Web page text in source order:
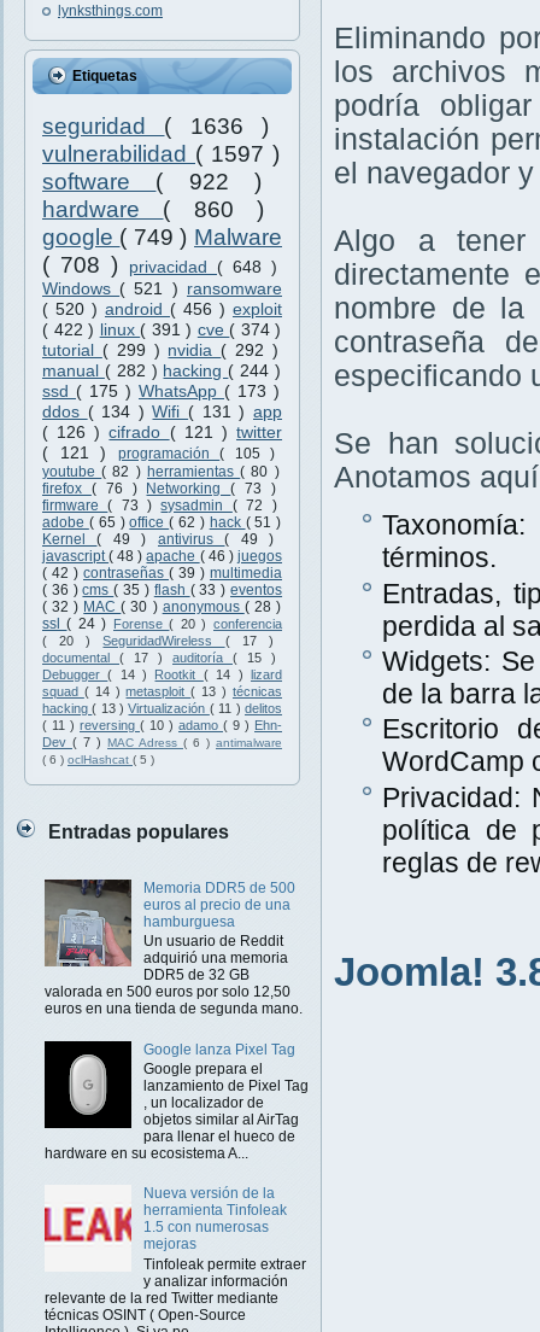
lynksthings.com
Etiquetas
seguridad ( 1636 )
vulnerabilidad ( 1597 )
software ( 922 )
hardware ( 860 )
google ( 749 ) Malware
( 708 )
privacidad ( 648 )
Windows ( 521 ) ransomware
( 520 ) android ( 456 ) exploit
( 422 ) linux ( 391 ) cve ( 374 )
tutorial ( 299 ) nvidia ( 292 )
manual ( 282 ) hacking ( 244 )
ssd ( 175 ) WhatsApp ( 173 )
ddos ( 134 )Wifi ( 131 ) app
( 126 )cifrado ( 121 )twitter
( 121 ) programación( 105 )
youtube( 82 ) herramientas( 80 )
firefox ( 76 ) Networking( 73 )
firmware( 73 )sysadmin ( 72 )
adobe ( 65 )office( 62 ) hack ( 51 )
Kernel( 49 ) antivirus( 49 )
javascript( 48 )apache ( 46 ) juegos
( 42 ) contraseñas ( 39 ) multimedia
( 36 )cms( 35 ) flash ( 33 )eventos
( 32 ) MAC( 30 ) anonymous ( 28 )
ssl( 24 ) Forense( 20 ) conferencia
( 20 )SeguridadWireless ( 17 )
documental ( 17 ) auditoría ( 15 )
Debugger( 14 ) Rootkit ( 14 ) lizard
squad ( 14 )metasploit( 13 ) técnicas
hacking( 13 )Virtualización ( 11 ) delitos
( 11 ) reversing ( 10 ) adamo ( 9 ) Ehn-
Dev ( 7 ) MAC Adress ( 6 ) antimalware
( 6 ) oclHashcat ( 5 )
Entradas populares
Memoria DDR5 de 500
euros al precio de una
hamburguesa
Un usuario de Reddit
adquirió una memoria
DDR5 de 32 GB
valorada en 500 euros por solo 12,50
euros en una tienda de segunda mano.
Google lanza Pixel Tag
Google prepara el
lanzamiento de Pixel Tag
, un localizador de
objetos similar al AirTag
para llenar el hueco de
hardware en su ecosistema A...
Nueva versión de la
herramienta Tinfoleak
1.5 con numerosas
mejoras
Tinfoleak permite extraer
y analizar información
relevante de la red Twitter mediante
técnicas OSINT ( Open-Source
Eliminando
los archivos
podría
instalación
el navegador
Algo a
directamente
nombre de
contraseña
especificando
Se han
Anotamos
términos.
Entradas,
perdida al
Widgets:
de la barra
Escritorio
WordCamp
Privacidad:
política de
reglas de
Joomla!